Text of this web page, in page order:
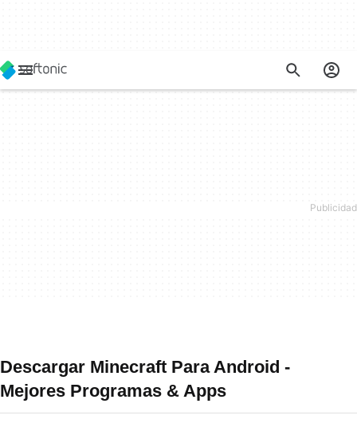
Descargar Minecraft Para Android -
Mejores Programas & Apps